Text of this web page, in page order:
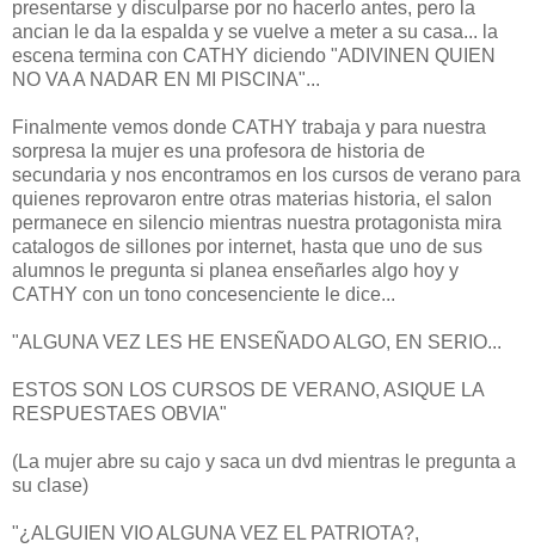
presentarse y disculparse por no hacerlo antes, pero la
ancian le da la espalda y se vuelve a meter a su casa... la
escena termina con CATHY diciendo "ADIVINEN QUIEN
NO VA A NADAR EN MI PISCINA"...
Finalmente vemos donde CATHY trabaja y para nuestra
sorpresa la mujer es una profesora de historia de
secundaria y nos encontramos en los cursos de verano para
quienes reprovaron entre otras materias historia, el salon
permanece en silencio mientras nuestra protagonista mira
catalogos de sillones por internet, hasta que uno de sus
alumnos le pregunta si planea enseñarles algo hoy y
CATHY con un tono concesenciente le dice...
"ALGUNA VEZ LES HE ENSEÑADO ALGO, EN SERIO...
ESTOS SON LOS CURSOS DE VERANO, ASIQUE LA
RESPUESTAES OBVIA"
(La mujer abre su cajo y saca un dvd mientras le pregunta a
su clase)
"¿ALGUIEN VIO ALGUNA VEZ EL PATRIOTA?,